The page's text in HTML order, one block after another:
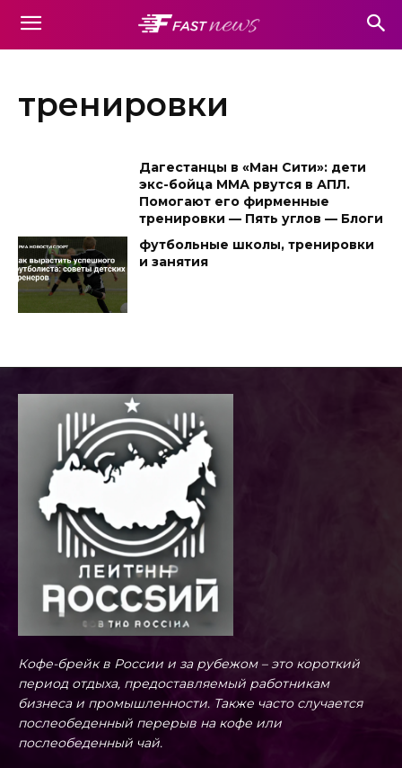
тренировки
Дагестанцы в «Ман Сити»: дети
экс-бойца ММА рвутся в АПЛ.
Помогают его фирменные
тренировки — Пять углов — Блоги
футбольные школы, тренировки
и занятия
Кофе-брейк в России и за рубежом – это короткий
период отдыха, предоставляемый работникам
бизнеса и промышленности. Также часто случается
послеобеденный перерыв на кофе или
послеобеденный чай.